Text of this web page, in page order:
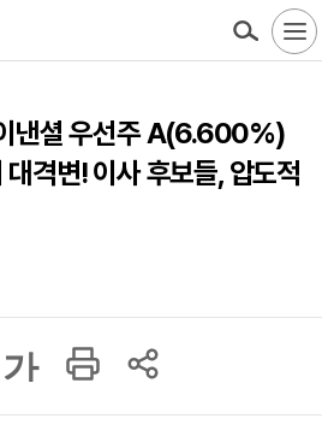
낸셜 우선주 A(6.600%)
격변! 이사 후보들, 압도적
가